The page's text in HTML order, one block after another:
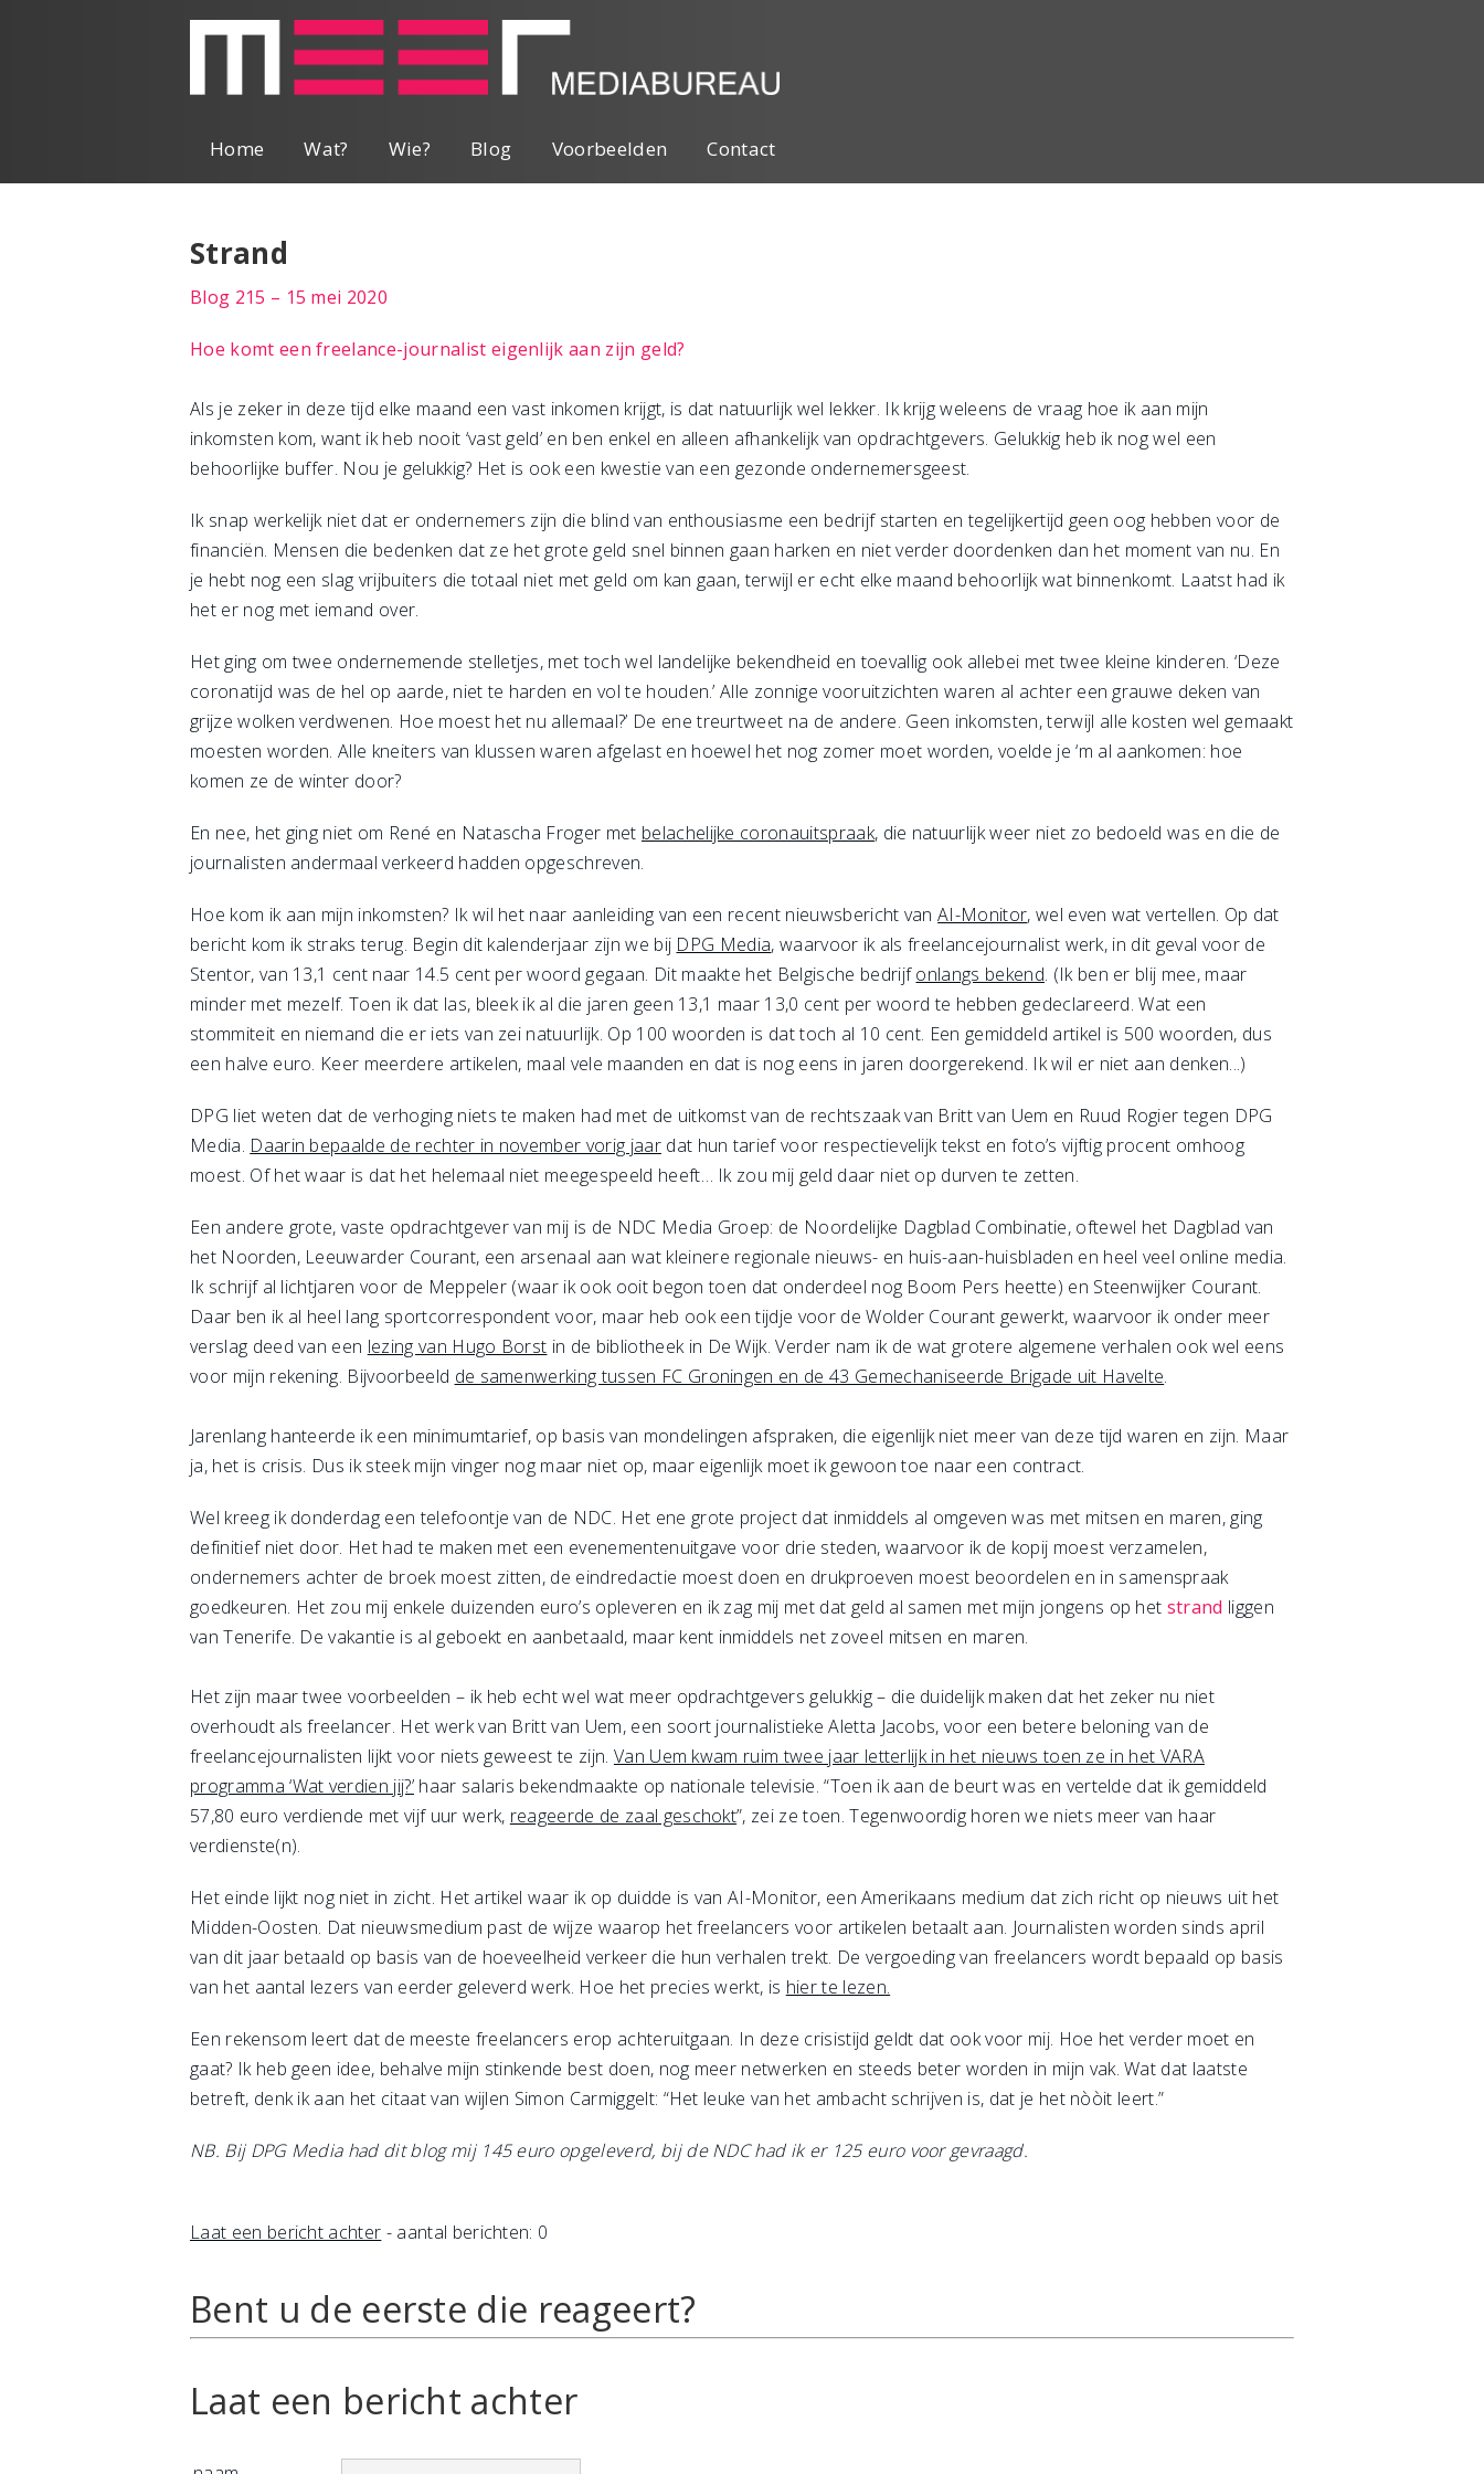
Home Wat? Wie? Blog Voorbeelden Contact
Strand
Blog 215 – 15 mei 2020
Hoe komt een freelance-journalist eigenlijk aan zijn geld?
Als je zeker in deze tijd elke maand een vast inkomen krijgt, is dat natuurlijk wel lekker. Ik krijg weleens de vraag hoe ik aan mijn
inkomsten kom, want ik heb nooit ‘vast geld’ en ben enkel en alleen afhankelijk van opdrachtgevers. Gelukkig heb ik nog wel een
behoorlijke buffer. Nou je gelukkig? Het is ook een kwestie van een gezonde ondernemersgeest.
Ik snap werkelijk niet dat er ondernemers zijn die blind van enthousiasme een bedrijf starten en tegelijkertijd geen oog hebben voor de
financiën. Mensen die bedenken dat ze het grote geld snel binnen gaan harken en niet verder doordenken dan het moment van nu. En
je hebt nog een slag vrijbuiters die totaal niet met geld om kan gaan, terwijl er echt elke maand behoorlijk wat binnenkomt. Laatst had ik
het er nog met iemand over.
Het ging om twee ondernemende stelletjes, met toch wel landelijke bekendheid en toevallig ook allebei met twee kleine kinderen. ‘Deze
coronatijd was de hel op aarde, niet te harden en vol te houden.’ Alle zonnige vooruitzichten waren al achter een grauwe deken van
grijze wolken verdwenen. Hoe moest het nu allemaal?’ De ene treurtweet na de andere. Geen inkomsten, terwijl alle kosten wel gemaakt
moesten worden. Alle kneiters van klussen waren afgelast en hoewel het nog zomer moet worden, voelde je ‘m al aankomen: hoe
komen ze de winter door?
En nee, het ging niet om René en Natascha Froger met belachelijke coronauitspraak, die natuurlijk weer niet zo bedoeld was en die de
journalisten andermaal verkeerd hadden opgeschreven.
Hoe kom ik aan mijn inkomsten? Ik wil het naar aanleiding van een recent nieuwsbericht vanAI-Monitor, wel even wat vertellen. Op dat
bericht kom ik straks terug. Begin dit kalenderjaar zijn we bij DPG Media, waarvoor ik als freelancejournalist werk, in dit geval voor de
Stentor, van 13,1 cent naar 14.5 cent per woord gegaan. Dit maakte het Belgische bedrijfonlangs bekend. (Ik ben er blij mee, maar
minder met mezelf. Toen ik dat las, bleek ik al die jaren geen 13,1 maar 13,0 cent per woord te hebben gedeclareerd. Wat een
stommiteit en niemand die er iets van zei natuurlijk. Op 100 woorden is dat toch al 10 cent. Een gemiddeld artikel is 500 woorden, dus
een halve euro. Keer meerdere artikelen, maal vele maanden en dat is nog eens in jaren doorgerekend. Ik wil er niet aan denken...)
DPG liet weten dat de verhoging niets te maken had met de uitkomst van de rechtszaak van Britt van Uem en Ruud Rogier tegen DPG
Media. Daarin bepaalde de rechter in november vorig jaardat hun tarief voor respectievelijk tekst en foto’s vijftig procent omhoog
moest. Of het waar is dat het helemaal niet meegespeeld heeft… Ik zou mij geld daar niet op durven te zetten.
Een andere grote, vaste opdrachtgever van mij is de NDC Media Groep: de Noordelijke Dagblad Combinatie, oftewel het Dagblad van
het Noorden, Leeuwarder Courant, een arsenaal aan wat kleinere regionale nieuws- en huis-aan-huisbladen en heel veel online media.
Ik schrijf al lichtjaren voor de Meppeler (waar ik ook ooit begon toen dat onderdeel nog Boom Pers heette) en Steenwijker Courant.
Daar ben ik al heel lang sportcorrespondent voor, maar heb ook een tijdje voor de Wolder Courant gewerkt, waarvoor ik onder meer
verslag deed van een lezing van Hugo Borst in de bibliotheek in De Wijk. Verder nam ik de wat grotere algemene verhalen ook wel eens
voor mijn rekening. Bijvoorbeeld de samenwerking tussen FC Groningen en de 43 Gemechaniseerde Brigade uit Havelte.
Jarenlang hanteerde ik een minimumtarief, op basis van mondelingen afspraken, die eigenlijk niet meer van deze tijd waren en zijn. Maar
ja, het is crisis. Dus ik steek mijn vinger nog maar niet op, maar eigenlijk moet ik gewoon toe naar een contract.
Wel kreeg ik donderdag een telefoontje van de NDC. Het ene grote project dat inmiddels al omgeven was met mitsen en maren, ging
definitief niet door. Het had te maken met een evenementenuitgave voor drie steden, waarvoor ik de kopij moest verzamelen,
ondernemers achter de broek moest zitten, de eindredactie moest doen en drukproeven moest beoordelen en in samenspraak
goedkeuren. Het zou mij enkele duizenden euro’s opleveren en ik zag mij met dat geld al samen met mijn jongens op het strand liggen
van Tenerife. De vakantie is al geboekt en aanbetaald, maar kent inmiddels net zoveel mitsen en maren.
Het zijn maar twee voorbeelden – ik heb echt wel wat meer opdrachtgevers gelukkig – die duidelijk maken dat het zeker nu niet
overhoudt als freelancer. Het werk van Britt van Uem, een soort journalistieke Aletta Jacobs, voor een betere beloning van de
freelancejournalisten lijkt voor niets geweest te zijn. Van Uem kwam ruim twee jaar letterlijk in het nieuws toen ze in het VARA
programma ‘Wat verdien jij?’haar salaris bekendmaakte op nationale televisie. “Toen ik aan de beurt was en vertelde dat ik gemiddeld
57,80 euro verdiende met vijf uur werk, reageerde de zaal geschokt”, zei ze toen. Tegenwoordig horen we niets meer van haar
verdienste(n).
Het einde lijkt nog niet in zicht. Het artikel waar ik op duidde is van AI-Monitor, een Amerikaans medium dat zich richt op nieuws uit het
Midden-Oosten. Dat nieuwsmedium past de wijze waarop het freelancers voor artikelen betaalt aan. Journalisten worden sinds april
van dit jaar betaald op basis van de hoeveelheid verkeer die hun verhalen trekt. De vergoeding van freelancers wordt bepaald op basis
van het aantal lezers van eerder geleverd werk. Hoe het precies werkt, is hier te lezen.
Een rekensom leert dat de meeste freelancers erop achteruitgaan. In deze crisistijd geldt dat ook voor mij. Hoe het verder moet en
gaat? Ik heb geen idee, behalve mijn stinkende best doen, nog meer netwerken en steeds beter worden in mijn vak. Wat dat laatste
betreft, denk ik aan het citaat van wijlen Simon Carmiggelt: “Het leuke van het ambacht schrijven is, dat je het nòòit leert.”
NB. Bij DPG Media had dit blog mij 145 euro opgeleverd, bij de NDC had ik er 125 euro voor gevraagd.
Laat een bericht achter - aantal berichten: 0
Bent u de eerste die reageert?
Laat een bericht achter